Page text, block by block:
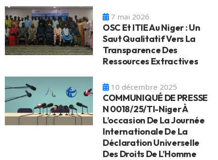
7 mai 2026
OSC Et ITIE Au Niger : Un
Saut Qualitatif Vers La
Transparence Des
Ressources Extractives
10 décembre 2025
COMMUNIQUÉ DE PRESSE
N 0018/25/TI-Niger À
L’occasion De La Journée
Internationale De La
Déclaration Universelle
Des Droits De L’Homme